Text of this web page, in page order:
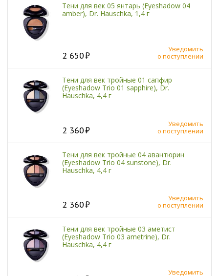
Тени для век 05 янтарь (Eyeshadow 04
amber), Dr. Hauschka, 1,4 г
2 650
Уведомить
о поступлении
Тени для век тройные 01 сапфир
(Eyeshadow Trio 01 sapphire), Dr.
Hauschka, 4,4 г
2 360
Уведомить
о поступлении
Тени для век тройные 04 авантюрин
(Eyeshadow Trio 04 sunstone), Dr.
Hauschka, 4,4 г
2 360
Уведомить
о поступлении
Тени для век тройные 03 аметист
(Eyeshadow Trio 03 ametrine), Dr.
Hauschka, 4,4 г
Уведомить